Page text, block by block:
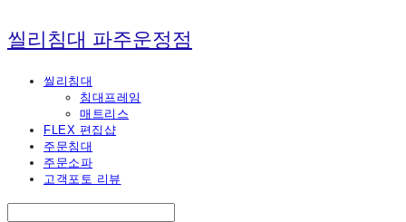
씰리침대 파주운정점
씰리침대
침대프레임
매트리스
FLEX 편집샵
주문침대
주문소파
고객포토 리뷰